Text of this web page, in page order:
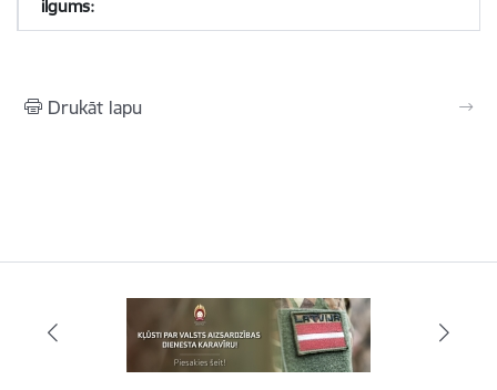
Drukāt lapu